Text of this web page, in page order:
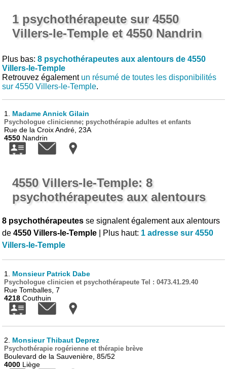
1 psychothérapeute sur 4550
Villers-le-Temple et 4550 Nandrin
Plus bas:8 psychothérapeutes aux alentours de 4550
Villers-le-Temple
Retrouvez également un résumé de toutes les disponibilités
sur 4550 Villers-le-Temple.
1. Madame Annick Gilain
Psychologue clinicienne; psychothérapie adultes et enfants
Rue de la Croix André, 23A
4550 Nandrin
4550 Villers-le-Temple: 8
psychothérapeutes aux alentours
8 psychothérapeutes se signalent également aux alentours
de4550 Villers-le-Temple | Plus haut: 1 adresse sur 4550
Villers-le-Temple
1. Monsieur Patrick Dabe
Psychologue clinicien et psychothérapeute Tel : 0473.41.29.40
Rue Tomballes, 7
4218 Couthuin
2. Monsieur Thibaut Deprez
Psychothérapie rogérienne et thérapie brève
Boulevard de la Sauvenière, 85/52
4000 Liège